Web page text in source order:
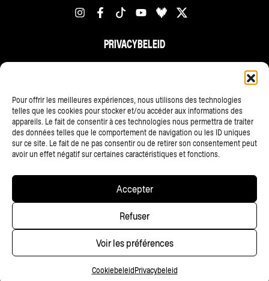
Pour offrir les meilleures expériences, nous utilisons des technologies
telles que les cookies pour stocker et/ou accéder aux informations des
appareils. Le fait de consentir à ces technologies nous permettra de traiter
des données telles que le comportement de navigation ou les ID uniques
sur ce site. Le fait de ne pas consentir ou de retirer son consentement peut
avoir un effet négatif sur certaines caractéristiques et fonctions.
Accepter
Refuser
Voir les préférences
Cookiebeleid Privacybeleid
PRIVACYBELEID
reserved • Website